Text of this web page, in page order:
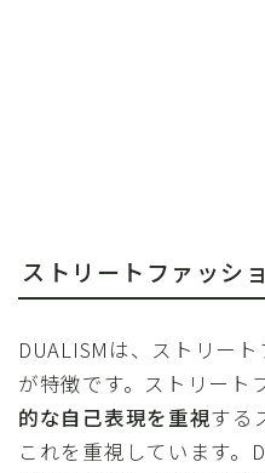
ストリートファッシ
DUALISMは、ストリー
が特徴です。ストリート
的な自己表現を重視する
これを重視しています。